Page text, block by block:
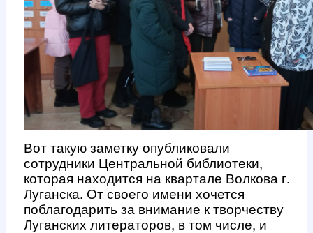
Вот такую заметку опубликовали
сотрудники Центральной библиотеки,
которая находится на квартале Волкова г.
Луганска. От своего имени хочется
поблагодарить за внимание к творчеству
Луганских литераторов, в том числе, и